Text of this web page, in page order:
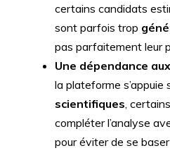
certains candidats
sont parfois trop
pas parfaitement leur
Une dépendance
la plateforme s’appuie
scientifiques,
compléter l’analyse
pour éviter de se baser